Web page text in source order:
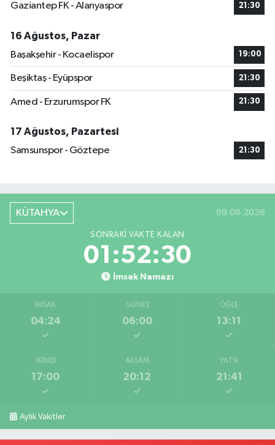
Gaziantep FK - Alanyaspor 21:30
16 Ağustos, Pazar
Başakşehir - Kocaelispor
19:00
Beşiktaş - Eyüpspor 21:30
Amed - Erzurumspor FK 21:30
17 Ağustos, Pazartesi
Samsunspor - Göztepe
21:30
KÜTAHYA 09.08.2026
SONRAKI VAKTE KALAN
01:52:29
İmsak Namazı
İMSAK
04:24
GÜNEŞ
06:00
ÖĞLE
13:11
İKINDI
17:00
AKŞAM
20:12
YATSI
21:41
Aylık Vakitler